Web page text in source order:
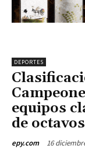
DEPORTES
equipos
de
epy.com 16